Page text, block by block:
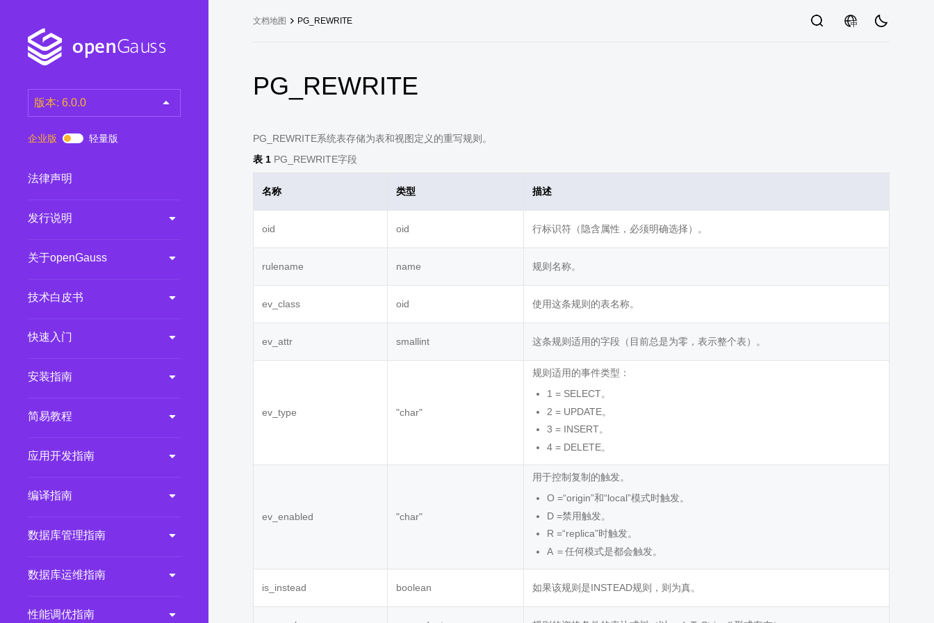
版本: 6.0.0
7.0.0-RC2
6.0.0 (LTS)
5.1.0 (Preview)
2.0.0 (LTS)
3.1.0 (EOM)
2.0.1 (EOM)
1.0.1 (EOM)
企业版 轻量版
法律声明
发行说明
关于openGauss
技术白皮书
快速入门
安装指南
简易教程
应用开发指南
编译指南
数据库管理指南
数据库运维指南
性能调优指南
文档地图 PG_REWRITE 中
PG_REWRITE
PG_REWRITE系统表存储为表和视图定义的重写规则。
表 1 PG_REWRITE字段
名称 类型 描述
oid oid 行标识符（隐含属性，必须明确选择）。
rulename name 规则名称。
ev_class oid 使用这条规则的表名称。
ev_attr smallint 这条规则适用的字段（目前总是为零，表示整个表）。
ev_type "char"
规则适用的事件类型：
1 = SELECT。
2 = UPDATE。
3 = INSERT。
4 = DELETE。
ev_enabled "char"
用于控制复制的触发。
O =“origin”和“local”模式时触发。
D =禁用触发。
R =“replica”时触发。
A ＝任何模式是都会触发。
is_instead boolean 如果该规则是INSTEAD规则，则为真。